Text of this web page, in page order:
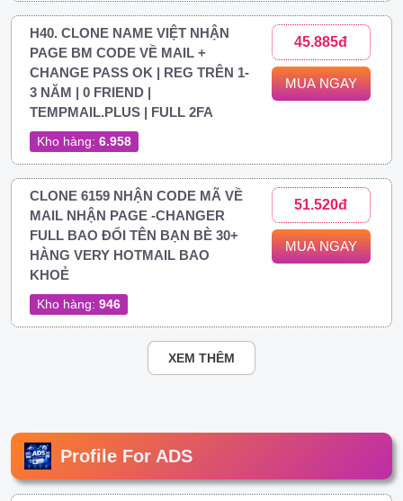
H40. CLONE NAME VIỆT NHẬN
PAGE BM CODE VỀ MAIL +
CHANGE PASS OK | REG TRÊN 1-
3 NĂM | 0 FRIEND |
TEMPMAIL.PLUS | FULL 2FA
Kho hàng: 6.958
45.885đ
MUA NGAY
CLONE 6159 NHẬN CODE MÃ VỀ
MAIL NHẬN PAGE -CHANGER
FULL BAO ĐỔI TÊN BẠN BÈ 30+
HÀNG VERY HOTMAIL BAO
KHOẺ
Kho hàng: 946
51.520đ
MUA NGAY
XEM THÊM
Profile For ADS